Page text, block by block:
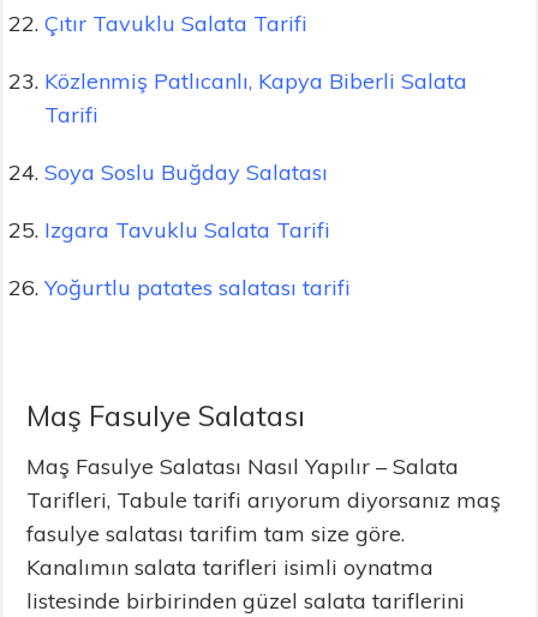
Çıtır Tavuklu Salata Tarifi
Közlenmiş Patlıcanlı, Kapya Biberli Salata
Tarifi
Soya Soslu Buğday Salatası
Izgara Tavuklu Salata Tarifi
Yoğurtlu patates salatası tarifi
Maş Fasulye Salatası
Maş Fasulye Salatası Nasıl Yapılır – Salata
Tarifleri, Tabule tarifi arıyorum diyorsanız maş
fasulye salatası tarifim tam size göre.
Kanalımın salata tarifleri isimli oynatma
listesinde birbirinden güzel salata tariflerini